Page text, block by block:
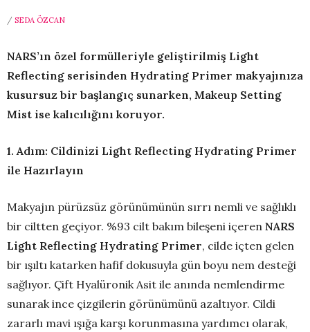
/ SEDA ÖZCAN
NARS’ın özel formülleriyle geliştirilmiş Light
Reflecting serisinden Hydrating Primer makyajınıza
kusursuz bir başlangıç sunarken, Makeup Setting
Mist ise kalıcılığını koruyor.
1. Adım: Cildinizi Light Reflecting Hydrating Primer
ile Hazırlayın
Makyajın pürüzsüz görünümünün sırrı nemli ve sağlıklı
bir ciltten geçiyor. %93 cilt bakım bileşeni içeren NARS
Light Reflecting Hydrating Primer, cilde içten gelen
bir ışıltı katarken hafif dokusuyla gün boyu nem desteği
sağlıyor. Çift Hyalüronik Asit ile anında nemlendirme
sunarak ince çizgilerin görünümünü azaltıyor. Cildi
zararlı mavi ışığa karşı korunmasına yardımcı olarak,